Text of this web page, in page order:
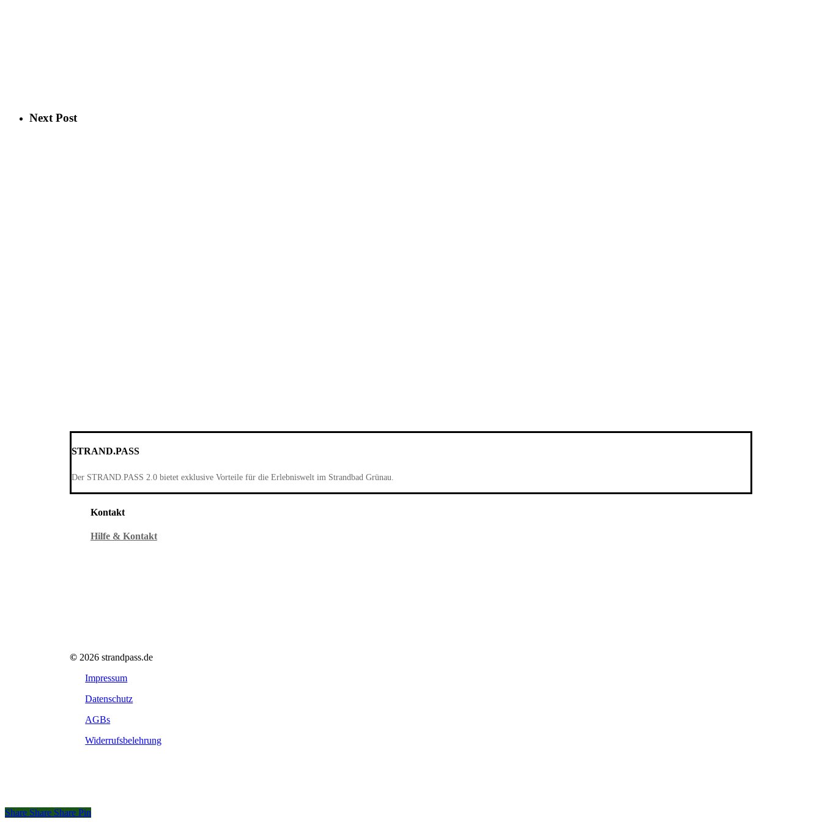
Next Post
STRAND.PASS
Der STRAND.PASS 2.0 bietet exklusive Vorteile für die Erlebniswelt im Strandbad Grünau.
Kontakt
Hilfe & Kontakt
© 2026 strandpass.de
Impressum
Datenschutz
AGBs
Widerrufsbelehrung
Share
Share Share Share Pin